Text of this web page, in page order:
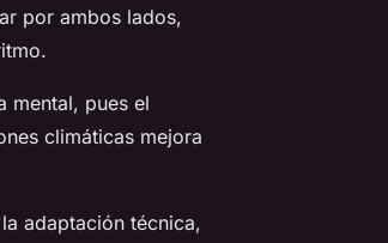
por ambos lados,
mental, pues el
climáticas mejora
adaptación técnica,